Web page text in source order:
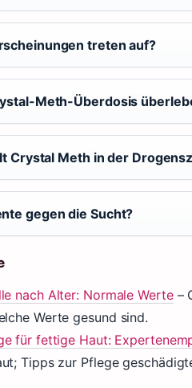
treten auf?
Meth-Überdosis
Crystal Meth in der
gegen die Sucht?
nach Alter: Normale Werte–
Werte gesund sind.
für fettige Haut:
Tipps zur Pflege